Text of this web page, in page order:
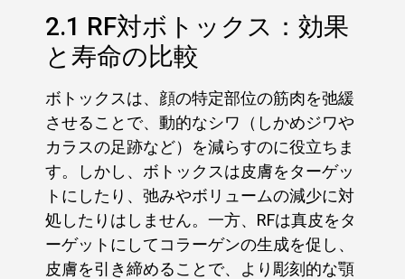
2.1 RF対ボトックス：効果
と寿命の比較
ボトックスは、顔の特定部位の筋肉を弛緩
させることで、動的なシワ（しかめジワや
カラスの足跡など）を減らすのに役立ちま
す。しかし、ボトックスは皮膚をターゲッ
トにしたり、弛みやボリュームの減少に対
処したりはしません。一方、RFは真皮をタ
ーゲットにしてコラーゲンの生成を促し、
皮膚を引き締めることで、より彫刻的な顎